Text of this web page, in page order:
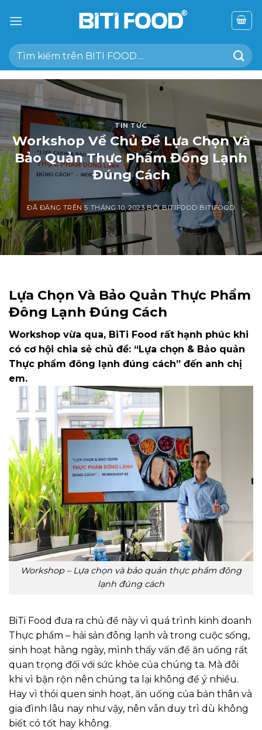
đến
dung
Tìm
kiếm:
TIN TỨC
Workshop Về Chủ Đề Lựa Chọn Và
Bảo Quản Thực Phẩm Đông Lạnh
Đúng Cách
ĐÃ ĐĂNG TRÊN5 THÁNG 10, 2023 BỞIBITIFOOD BITIFOOD
Lựa Chọn Và Bảo Quản Thực Phẩm
Đông Lạnh Đúng Cách
Workshop vừa qua, BiTi Food rất hạnh phúc khi
có cơ hội chia sẻ chủ đề: “Lựa chọn & Bảo quản
Thực phẩm đông lạnh đúng cách” đến anh chị
em.
Workshop – Lựa chọn và bảo quản thực phẩm đông
lạnh đúng cách
BiTi Food đưa ra chủ đề này vì quá trình kinh doanh
Thực phẩm – hải sản đông lạnh và trong cuộc sống,
sinh hoạt hằng ngày, mình thấy vấn đề ăn uống rất
quan trọng đối với sức khỏe của chúng ta. Mà đôi
khi vì bận rộn nên chúng ta lại không để ý nhiều.
Hay vì thói quen sinh hoạt, ăn uống của bản thân và
gia đình lâu nay như vậy, nên vẫn duy trì dù không
biết có tốt hay không.